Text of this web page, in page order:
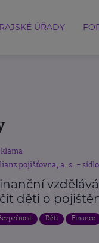
ÚŘADY
pojišťovna, a. s. -
děti o
Děti Finance